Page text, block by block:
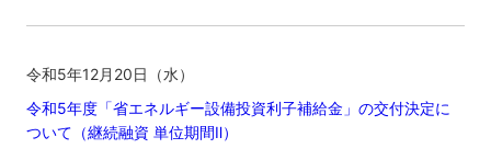
令和5年12月20日（水）
令和5年度「省エネルギー設備投資利子補給金」の交付決定に
ついて（継続融資 単位期間Ⅱ）